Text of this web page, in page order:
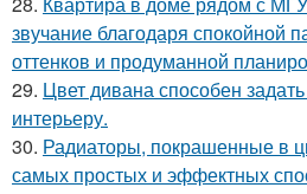
звучание благодаря спокойной
оттенков и продуманной
29. Цвет дивана способен
интерьеру.
30. Радиаторы, покрашенные в
самых простых и эффектных